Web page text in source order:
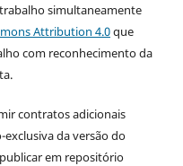
simultaneamente
Attribution 4.0que
com reconhecimento da
contratos adicionais
da versão do
em repositório